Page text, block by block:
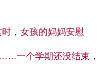
，女孩的妈妈安慰
一个学期还没结束，